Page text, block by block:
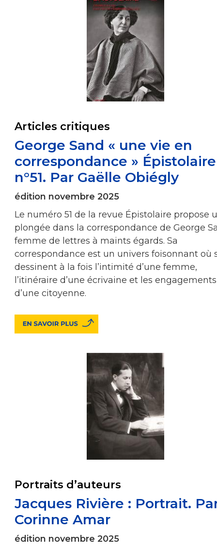
Articles critiques
George Sand « une vie en
correspondance » Épistolaire
n°51. Par Gaëlle Obiégly
édition novembre 2025
Le numéro 51 de la revue Épistolaire propose
plongée dans la correspondance de George
femme de lettres à maints égards. Sa
correspondance est un univers foisonnant où
dessinent à la fois l’intimité d’une femme,
l’itinéraire d’une écrivaine et les engagements
d’une citoyenne.
Portraits d’auteurs
Jacques Rivière : Portrait.
Corinne Amar
édition novembre 2025